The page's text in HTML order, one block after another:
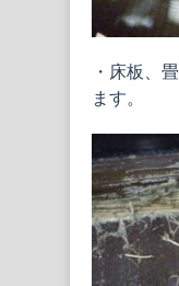
・床板、
ます。